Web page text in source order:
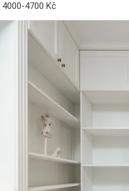
4000-4700 Kč